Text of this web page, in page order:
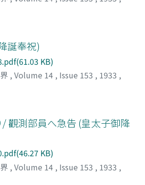
誕奉祝)
KB)
, Volume 14 , Issue 153 , 1933 ,
觀測部員へ急告 (皇太子御降
KB)
, Volume 14 , Issue 153 , 1933 ,